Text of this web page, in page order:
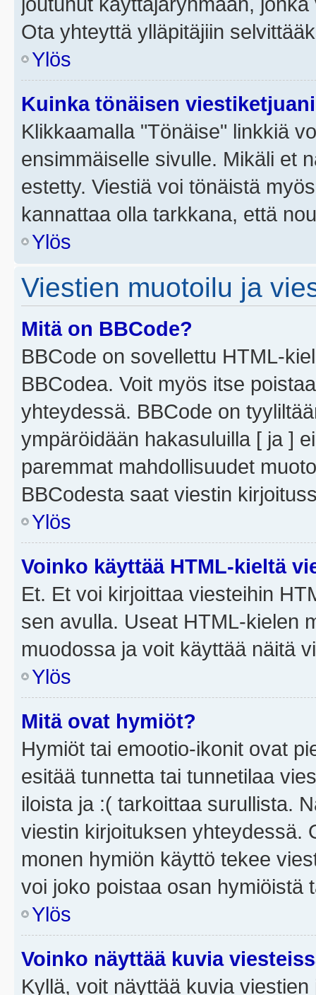
Ota yhteyttä ylläpitäjiin
Ylös
Kuinka tönäisen
Klikkaamalla "Tönäise" linkkiä
ensimmäiselle sivulle. Mikäli et
estetty. Viestiä voi tönäistä
kannattaa olla tarkkana, että
Ylös
Viestien muotoilu ja
Mitä on BBCode?
BBCode on sovellettu HTML-
BBCodea. Voit myös itse
yhteydessä. BBCode on
ympäröidään hakasuluilla [ ja ]
paremmat mahdollisuudet
BBCodesta saat viestin
Ylös
Voinko käyttää HTML-kieltä
Et. Et voi kirjoittaa viesteihin
sen avulla. Useat HTML-kielen
muodossa ja voit käyttää näitä
Ylös
Mitä ovat hymiöt?
Hymiöt tai emootio-ikonit ovat
esitää tunnetta tai tunnetilaa
iloista ja :( tarkoittaa surullista.
viestin kirjoituksen yhteydessä.
monen hymiön käyttö tekee
voi joko poistaa osan hymiöistä
Ylös
Voinko näyttää kuvia
Kyllä, voit näyttää kuvia